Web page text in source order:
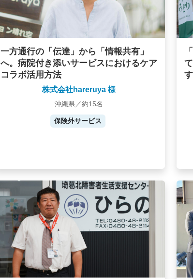
一方通行の「伝達」から「情報共有」
へ。病院付き添いサービスにおけるケア
コラボ活用方法
株式会社hareruya 様
沖縄県／約15名
保険外サービス